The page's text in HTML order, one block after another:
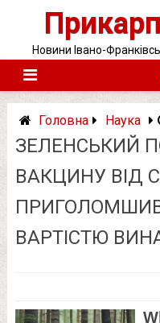
Новини Івано-
Головна Наука
ЗЕЛЕНСЬКИЙ
ВАКЦИНУ ВІД
ВАРТІСТЮ